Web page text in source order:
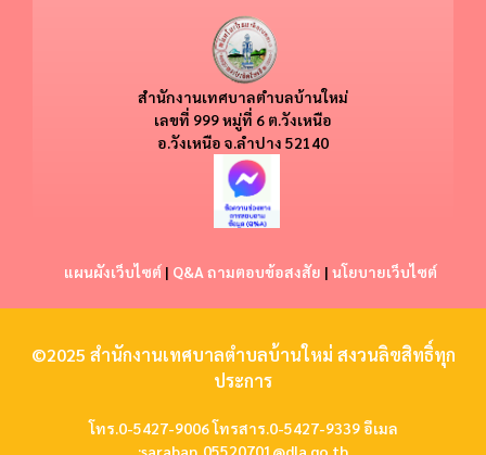
สำนักงานเทศบาลตำบลบ้านใหม่
​​เลขที่ 999 หมู่ที่ 6 ต.วังเหนือ
อ.วังเหนือ จ.ลำปาง 52140
แผนผังเว็บไซต์ | Q&A ถามตอบข้อสงสัย | นโยบายเว็บไซต์
©2025 สำนักงานเทศบาลตำบลบ้านใหม่ สงวนลิขสิทธิ์ทุก
ประการ
โทร.0-5427-9006 โทรสาร.0-5427-9339 อีเมล
:saraban_05520701@dla.go.th